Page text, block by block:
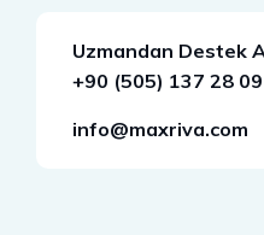
Uzmandan Destek
+90 (505) 137 28 09
info@maxriva.com